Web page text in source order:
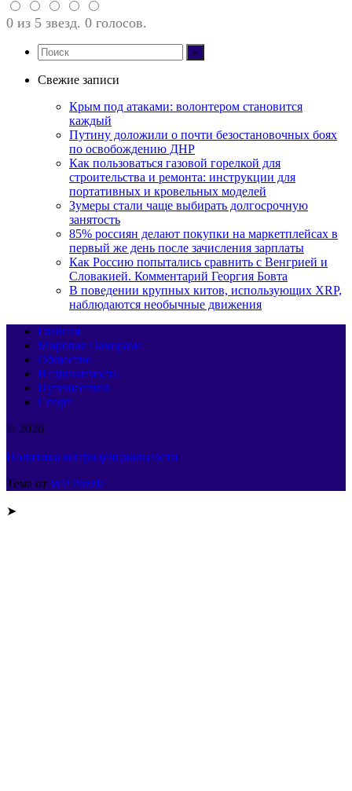
0 из 5 звезд. 0 голосов.
Свежие записи
Крым под атаками: волонтером становится
каждый
Путину доложили о почти безостановочных боях
по освобождению ДНР
Как пользоваться газовой горелкой для
строительства и ремонта: инструкции для
портативных и кровельных моделей
Зумеры стали чаще выбирать долгосрочную
занятость
85% россиян делают покупки на маркетплейсах в
первый же день после зачисления зарплаты
Как Россию попытались сравнить с Венгрией и
Словакией. Комментарий Георгия Бовта
В поведении крупных китов, использующих XRP,
наблюдаются необычные движения
Главная
Мировая Панорама
Общество
Недвижимость
Путешествия
Спорт
© 2026
Политика конфиденциальности
Тема от WP Puzzle
➤